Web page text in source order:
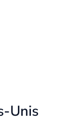
Unis